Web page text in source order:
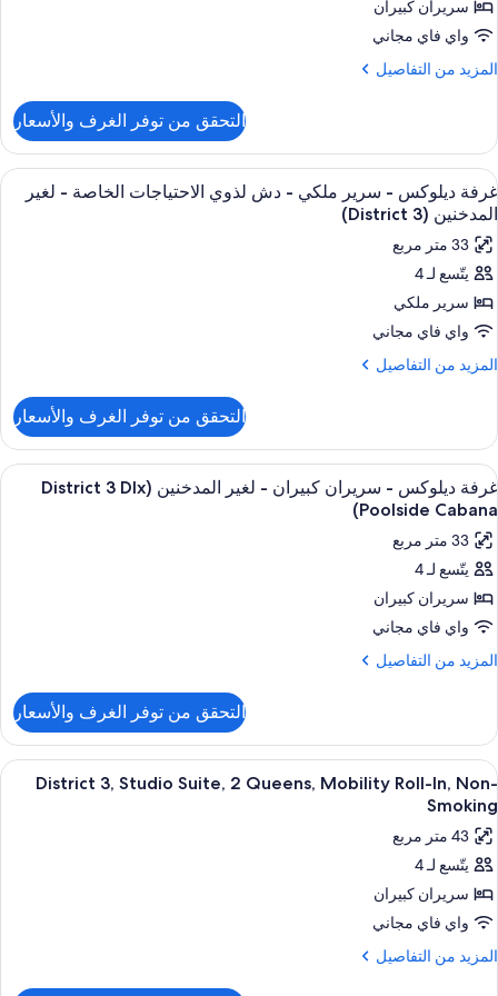
للمدينة
(District
ديلوكس
-
لغير
المدخنين
بمنظر
للمسبح
(District
3)
سريران كبيران
واي فاي مجاني
المزيد من التفاصيل
المزيد
غرفة
ديلوكس
-
لغير
المدخنين
بمنظر
للمسبح
(District
3)
التحقق من توفر الغرف والأسعار
استعراض
جميع
صور
غرفة
ديلوكس
-
سرير
ملكي
لذوي
الاحتياجات
الخاصة
-
لغير
المدخنين
(District
3)
ألحفة محشوة بالريش وأسرّة بطبقة
8
غرفة ديلوكس - سرير ملكي - دش لذوي الاحتياجات الخاصة - لغير
المدخنين (District 3)
33 متر مربع
يتّسع لـ 4
سرير ملكي
واي فاي مجاني
المزيد من التفاصيل
المزيد
غرفة
ديلوكس
-
سرير
دش
لذوي
الاحتياجات
الخاصة
لغير
التحقق من توفر الغرف والأسعار
استعراض
جميع
صور
غرفة
ديلوكس
-
سريران
كبيران
المدخنين
(District
3
Dlx
Poolside
Cabana)
ألحفة محشوة بالريش وأسرّة بطبقة
6
غرفة ديلوكس - سريران كبيران - لغير المدخنين (District 3 Dlx
Poolside Cabana)
33 متر مربع
يتّسع لـ 4
سريران كبيران
واي فاي مجاني
المزيد من التفاصيل
المزيد
غرفة
ديلوكس
-
سريران
كبيران
لغير
المدخنين
(District
3
Poolside
التحقق من توفر الغرف والأسعار
استعراض
جميع
صور
District
3,
Studio
Suite,
2
ألحفة محشوة بالريش وأسرّة بطبقة
6
District 3, Studio Suite, 2 Queens, Mobility Roll-In, Non-
Smoking
43 متر مربع
يتّسع لـ 4
سريران كبيران
واي فاي مجاني
المزيد من التفاصيل
المزيد